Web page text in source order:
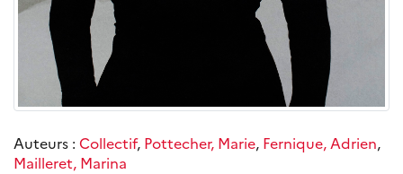
Auteurs : Collectif, Pottecher, Marie, Fernique, Adrien,
Mailleret, Marina